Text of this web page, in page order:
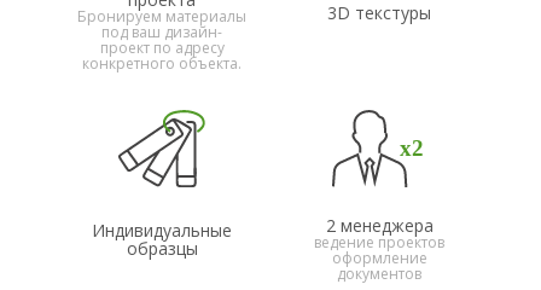
Бронируем материалы
под ваш дизайн-
проект по адресу
конкретного объекта.
3D текстуры
Индивидуальные
образцы
2 менеджера
ведение проектов
оформление
документов